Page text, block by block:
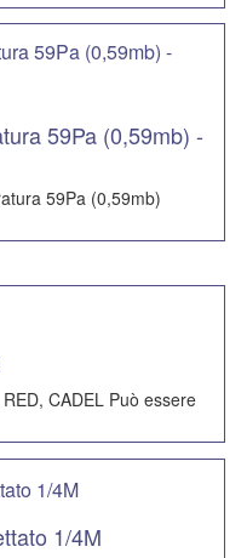
59Pa (0,59mb) -
59Pa (0,59mb)
CADEL Può essere
1/4M